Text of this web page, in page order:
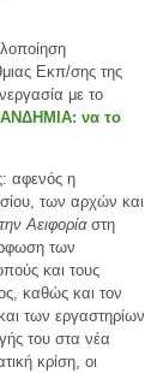
Εκπ/σης της
με το
να το
αφενός η
των αρχών και
Αειφορίαστη
των
και τους
καθώς και τον
των εργαστηρίων
του στα νέα
κρίση, οι